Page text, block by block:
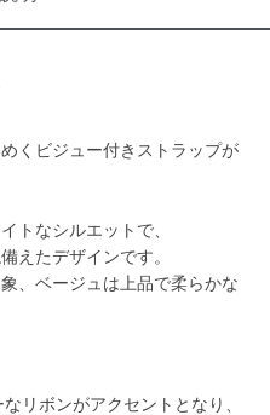
くビジュー付きストラップが
トなシルエットで、
えたデザインです。
、ベージュは上品で柔らかな
リボンがアクセントとなり、